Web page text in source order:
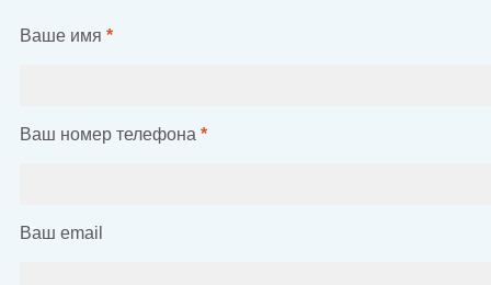
Ваше имя *
Ваш номер телефона *
Ваш email